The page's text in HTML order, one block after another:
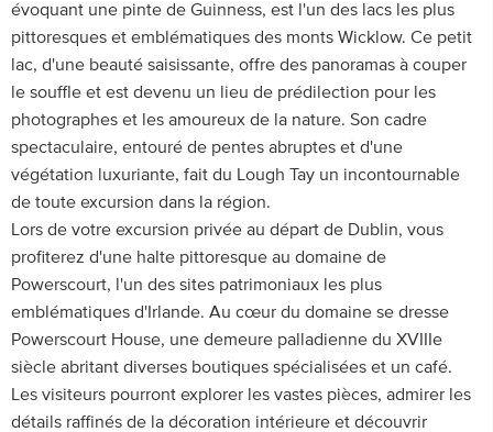
évoquant une pinte de Guinness, est l'un des lacs les plus
pittoresques et emblématiques des monts Wicklow. Ce petit
lac, d'une beauté saisissante, offre des panoramas à couper
le souffle et est devenu un lieu de prédilection pour les
photographes et les amoureux de la nature. Son cadre
spectaculaire, entouré de pentes abruptes et d'une
végétation luxuriante, fait du Lough Tay un incontournable
de toute excursion dans la région.
Lors de votre excursion privée au départ de Dublin, vous
profiterez d'une halte pittoresque au domaine de
Powerscourt, l'un des sites patrimoniaux les plus
emblématiques d'Irlande. Au cœur du domaine se dresse
Powerscourt House, une demeure palladienne du XVIIIe
siècle abritant diverses boutiques spécialisées et un café.
Les visiteurs pourront explorer les vastes pièces, admirer les
détails raffinés de la décoration intérieure et découvrir